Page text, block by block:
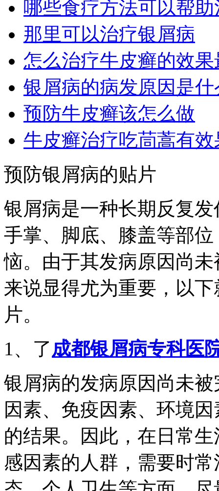
哪些食疗方法可以帮助
那里可以治疗银屑病
怎么治疗牛皮癣的效果
银屑病的病发原因是什
预防牛皮癣该怎么做
牛皮癣治疗吃茼蒿有效
预防银屑病的贴片
银屑病是一种长期反复
手掌、脚底、膝盖等部
恼。由于其发病原因尚
来说显得尤为重要，以
片。
1、了成都银屑病专科医
银屑病的发病原因尚未
因素、免疫因素、环境
的结果。因此，在日常
感因素的人群，需要时